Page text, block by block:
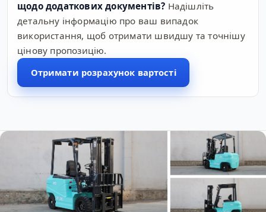
щодо додаткових документів? Надішліть
детальну інформацію про ваш випадок
використання, щоб отримати швидшу та точнішу
цінову пропозицію.
Отримати розрахунок вартості